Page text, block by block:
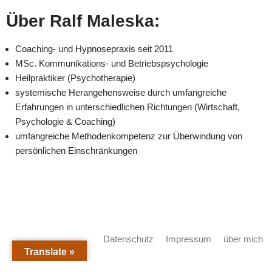
Über Ralf Maleska:
Coaching- und Hypnosepraxis seit 2011
MSc. Kommunikations- und Betriebspsychologie
Heilpraktiker (Psychotherapie)
systemische Herangehensweise durch umfangreiche
Erfahrungen in unterschiedlichen Richtungen (Wirtschaft,
Psychologie & Coaching)
umfangreiche Methodenkompetenz zur Überwindung von
persönlichen Einschränkungen
Datenschutz Impressum
über mich
Translate »